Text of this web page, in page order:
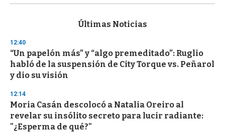
s
d
s
o
f
3
s
e
c
o
n
Últimas Noticias
12:40
“Un papelón más” y “algo premeditado”: Ruglio
habló de la suspensión de City Torque vs. Peñarol
y dio su visión
12:14
Moria Casán descolocó a Natalia Oreiro al
revelar su insólito secreto para lucir radiante:
"¿Esperma de qué?"